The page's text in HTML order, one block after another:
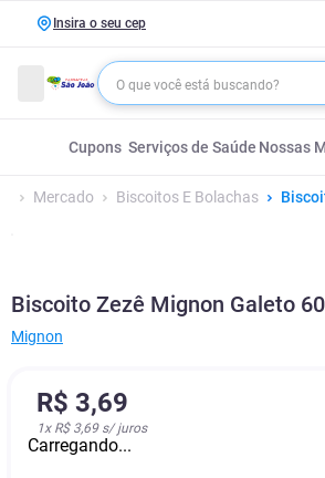
Insira o seu cep
Cupons Serviços de Saúde Nossas
Mercado Biscoitos E Bolachas
Biscoito Zezê Mignon Galeto
Mignon
R$ 3,69
1x R$ 3,69s/ juros
Carregando...